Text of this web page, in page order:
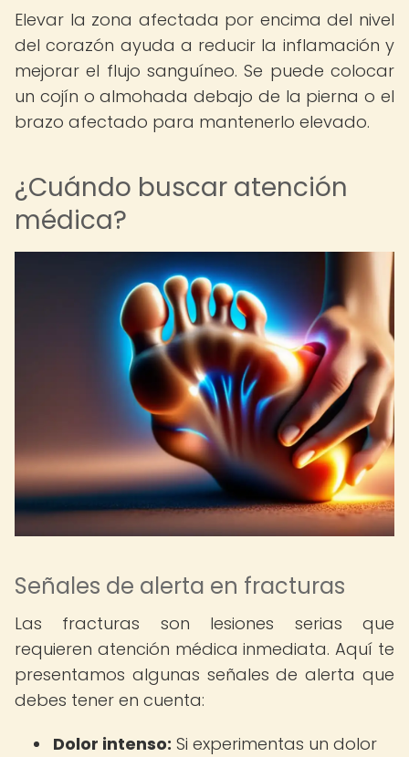
Elevar la zona afectada por encima del nivel
del corazón ayuda a reducir la inflamación y
mejorar el flujo sanguíneo. Se puede colocar
un cojín o almohada debajo de la pierna o el
brazo afectado para mantenerlo elevado.
¿Cuándo buscar atención
médica?
Señales de alerta en fracturas
Las fracturas son lesiones serias que
requieren atención médica inmediata. Aquí te
presentamos algunas señales de alerta que
debes tener en cuenta:
Dolor intenso: Si experimentas un dolor